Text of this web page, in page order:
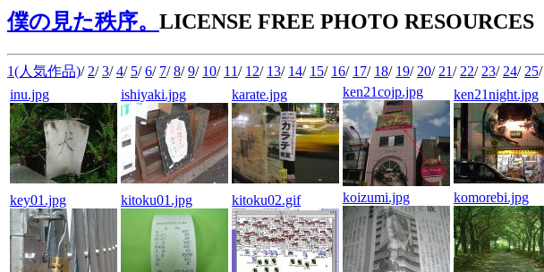
僕の見た秩序。 LICENSE FREE PHOTO RESOURCES
1(人気作品)/ 2/3/4/ 5/6/ 7/8/9/ 10/ 11/ 12/ 13/ 14/ 15/ 16/ 17/ 18/ 19/ 20/ 21/ 22/ 23/ 24/ 25/
inu.jpg
ishiyaki.jpg karate.jpg ken21cojp.jpg ken21night.jpg
key01.jpg kitoku01.jpg kitoku02.gif koizumi.jpg komorebi.jpg